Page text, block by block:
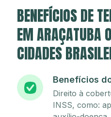
BENEFÍCIOS DE
EM ARAÇATUBA
CIDADES
Benefícios
Direito à
INSS, como: